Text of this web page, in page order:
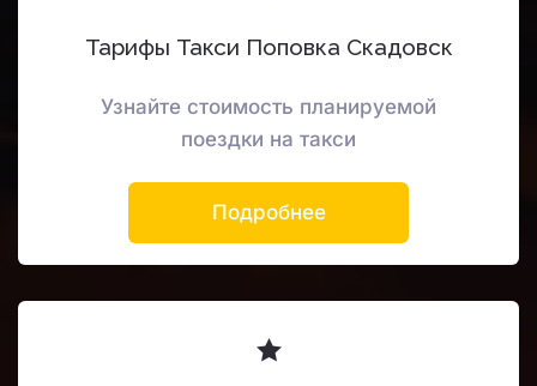
Тарифы Такси Поповка Скадовск
Узнайте стоимость планируемой
поездки на такси
Подробнее